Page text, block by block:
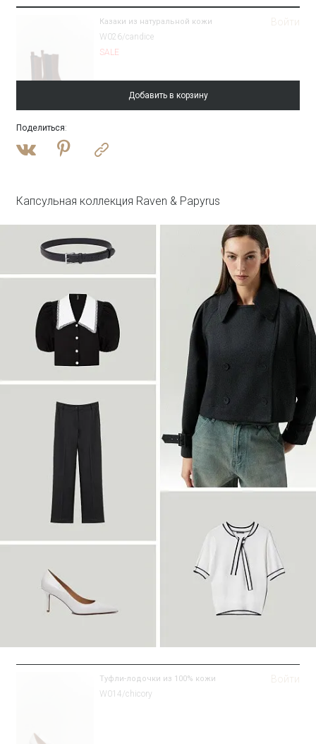
Казаки из натуральной кожи
W026/candice
SALE
Войти
Брюки прямого кроя с защипами
SALE
Войти
Джинсовый жилет с леопардовым
принтом
GL112/lewpard
SALE
Войти
Добавить в корзину
Поделиться:
Капсульная коллекция Raven & Papyrus
Туфли-лодочки из 100% кожи
W014/chicory
Войти